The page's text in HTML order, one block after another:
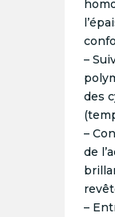
–
des
–
de
–